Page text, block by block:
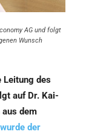
AG und folgt
Wunsch
Leitung des
auf Dr. Kai-
dem
der